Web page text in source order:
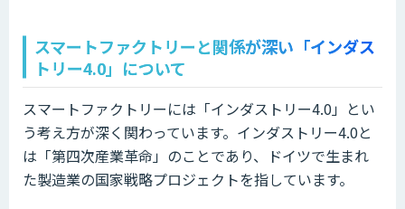
スマートファクトリーと関係が深い「インダス
トリー4.0」について
スマートファクトリーには「インダストリー4.0」とい
う考え方が深く関わっています。インダストリー4.0と
は「第四次産業革命」のことであり、ドイツで生まれ
た製造業の国家戦略プロジェクトを指しています。